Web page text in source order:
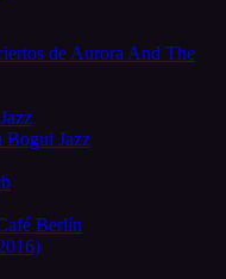
de Aurora And The
Bogui Jazz
Berlín